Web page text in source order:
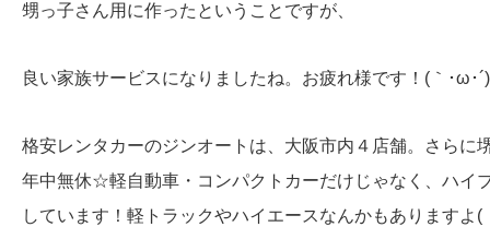
甥っ子さん用に作ったということですが、
良い家族サービスになりましたね。お疲れ様です！(｀･ω･
格安レンタカーのジンオートは、大阪市内４店舗。さらに
年中無休☆軽自動車・コンパクトカーだけじゃなく、ハイ
しています！軽トラックやハイエースなんかもありますよ(